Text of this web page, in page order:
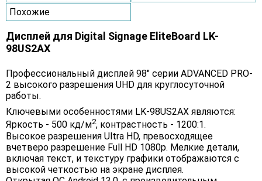
Похожие
Дисплей для Digital Signage EliteBoard LK-
98US2AX
Профессиональный дисплей 98" серии ADVANCED PRO-
2 высокого разрешения UHD для круглосуточной
работы.
Ключевыми особенностями LK-98US2AX являются:
Яркость - 500 кд/м2, контрастность - 1200:1.
Высокое разрешения Ultra HD, превосходящее
вчетверо разрешение Full HD 1080p. Мелкие детали,
включая текст, и текстуру графики отображаются с
высокой четкостью на экране дисплея.